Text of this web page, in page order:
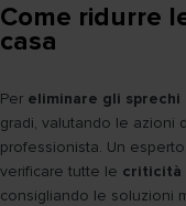
Come ridurre
casa
Per eliminare gli sprechi
gradi, valutando le azioni
professionista. Un
verificare tutte le criticità
consigliando le soluzioni